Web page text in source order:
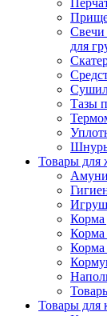
Свечи
для
Тазы
Товары для
Корма
Корма
Корма
Товары для